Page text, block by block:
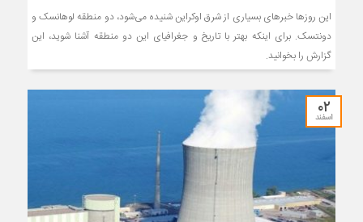
این روزها خبرهای بسیاری از شرق اوکراین شنیده می‌شود، دو منطقه لوهانسک و
دونتسک. برای اینکه بهتر با تاریخ و جغرافیای این دو منطقه آشنا شوید، این
گزارش را بخوانید.
۰۲
اسفند